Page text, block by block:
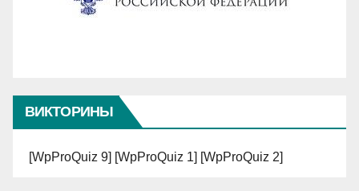
ВИКТОРИНЫ
[WpProQuiz 9] [WpProQuiz 1] [WpProQuiz 2]